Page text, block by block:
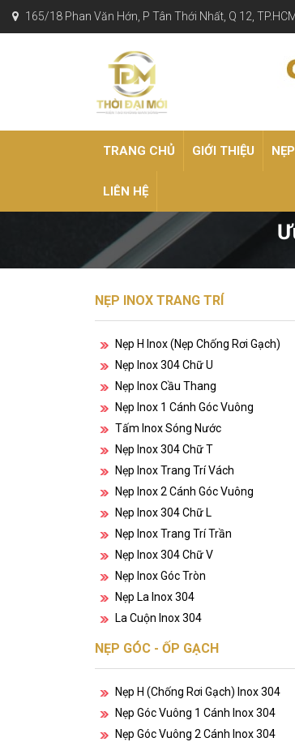
165/18 Phan Văn Hớn, P Tân Thới Nhất, Q 12,
TRANG CHỦ GIỚI THIỆU
LIÊN HỆ
NẸP INOX TRANG TRÍ
Nẹp H Inox (nẹp Chống Rơi Gạch)
Nẹp Inox 304 Chữ U
Nẹp Inox Cầu Thang
Nẹp Inox 1 Cánh Góc Vuông
Tấm Inox Sóng Nước
Nẹp Inox 304 Chữ T
Nẹp Inox Trang Trí Vách
Nẹp Inox 2 Cánh Góc Vuông
Nẹp Inox 304 Chữ L
Nẹp Inox Trang Trí Trần
Nẹp Inox 304 Chữ V
Nẹp Inox Góc Tròn
Nẹp La Inox 304
La Cuộn Inox 304
NẸP GÓC - ỐP GẠCH
Nẹp H (chống Rơi Gạch) Inox 304
Nẹp Góc Vuông 1 Cánh Inox 304
Nẹp Góc Vuông 2 Cánh Inox 304